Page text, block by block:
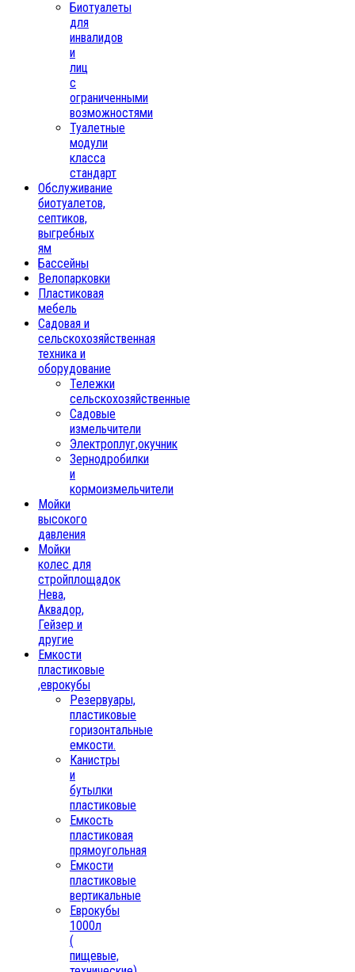
Биотуалеты
для
инвалидов
и
лиц
с
ограниченными
возможностями
Туалетные
модули
класса
стандарт
Обслуживание
биотуалетов,
септиков,
выгребных
ям
Бассейны
Велопарковки
Пластиковая
мебель
Садовая и
сельскохозяйственная
техника и
оборудование
Тележки
сельскохозяйственные
Садовые
измельчители
Электроплуг,окучник
Зернодробилки
и
кормоизмельчители
Мойки
высокого
давления
Мойки
колес для
стройплощадок
Нева,
Аквадор,
Гейзер и
другие
Емкости
пластиковые
,еврокубы
Резервуары,
пластиковые
горизонтальные
емкости.
Канистры
и
бутылки
пластиковые
Емкость
пластиковая
прямоугольная
Емкости
пластиковые
вертикальные
Еврокубы
1000л
(
пищевые,